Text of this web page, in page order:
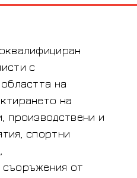
с
на
на
производствени и
спортни
съоръжения от